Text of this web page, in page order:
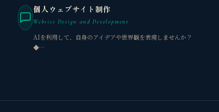
個人ウェブサイト制作
Website Design and Development
AIを利用して、自身のアイデアや世界観を表現しませんか？
◆…